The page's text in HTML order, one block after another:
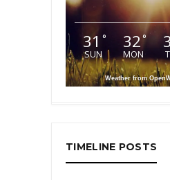
31 °
SUN
32°
MON
Weather from
TIMELINE POSTS